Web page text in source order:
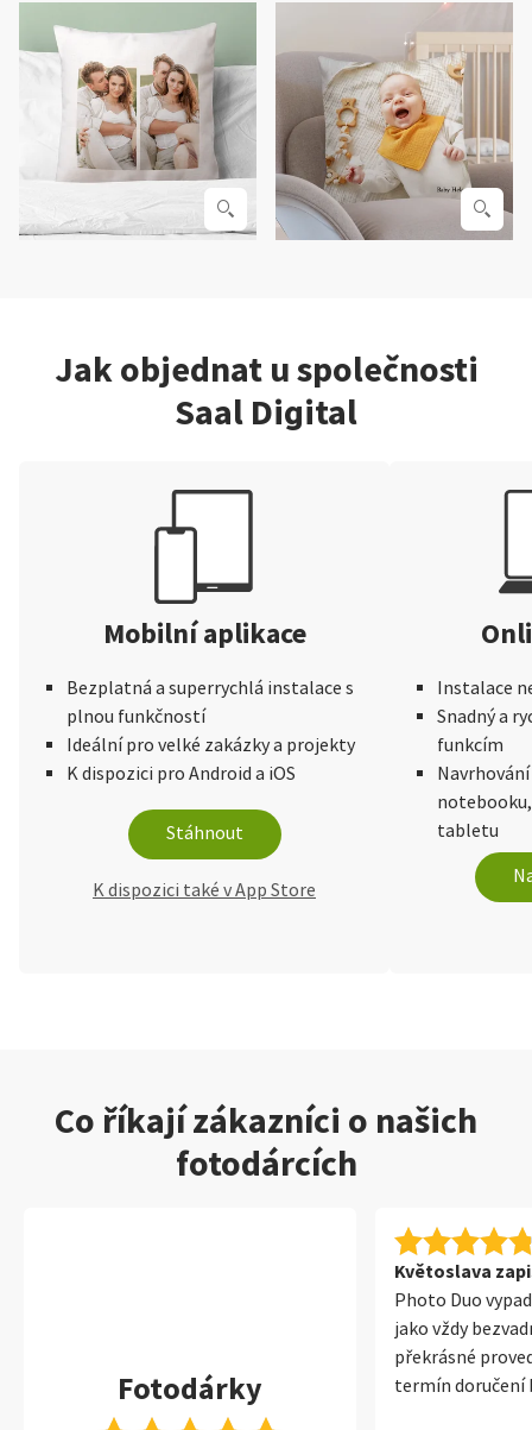
Jak objednat u společnosti
Saal Digital
Mobilní aplikace
Bezplatná a superrychlá instalace s
plnou funkčností
Ideální pro velké zakázky a projekty
K dispozici pro Android a iOS
Stáhnout
K dispozici také v App Store
Instalace
Snadný a
funkcím
tabletu
Co říkají zákazníci o našich
fotodárcích
Fotodárky
Květoslava
Photo Duo
jako vždy
překrásné
termín doručení